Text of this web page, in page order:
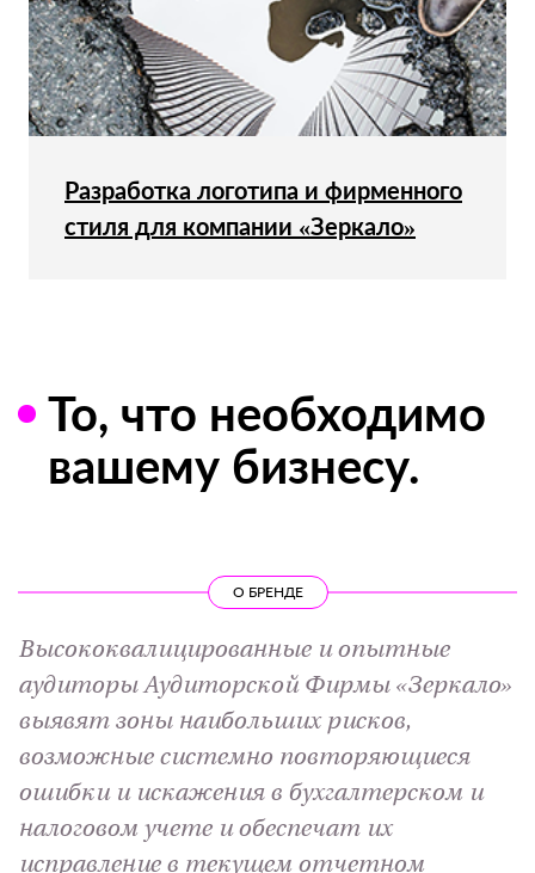
Разработка логотипа и фирменного
стиля для компании «Зеркало»
То, что необходимо
вашему бизнесу.
О БРЕНДЕ
Высококвалицированные и опытные
аудиторы Аудиторской Фирмы «Зеркало»
выявят зоны наибольших рисков,
возможные системно повторяющиеся
ошибки и искажения в бухгалтерском и
налоговом учете и обеспечат их
исправление в текущем отчетном